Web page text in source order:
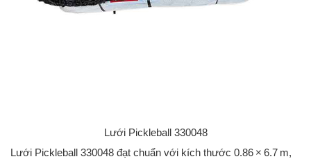
Lưới Pickleball 330048
Lưới Pickleball 330048 đạt chuẩn với kích thước 0.86 × 6.7 m,